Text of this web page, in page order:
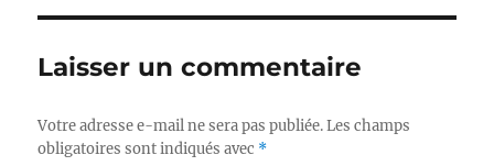
Laisser un commentaire
Votre adresse e-mail ne sera pas publiée. Les champs
obligatoires sont indiqués avec *